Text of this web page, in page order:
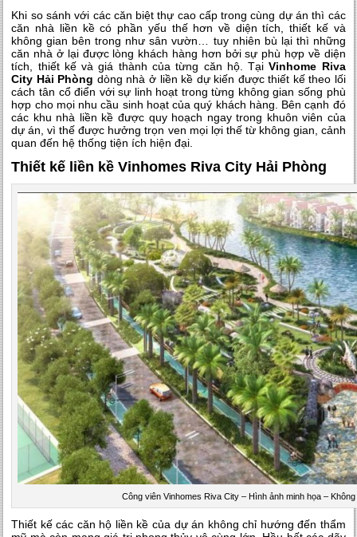
Khi so sánh với các căn biệt thự cao cấp trong cùng dự án thì các
căn nhà liền kề có phần yếu thế hơn về diện tích, thiết kế và
không gian bên trong như sân vườn… tuy nhiên bù lại thì những
căn nhà ở lại được lòng khách hàng hơn bởi sự phù hợp về diện
tích, thiết kế và giá thành của từng căn hộ. TạiVinhome Riva
City Hải Phòng dòng nhà ở liền kề dự kiến được thiết kế theo lối
cách tân cổ điển với sự linh hoạt trong từng không gian sống phù
hợp cho mọi nhu cầu sinh hoạt của quý khách hàng. Bên cạnh đó
các khu nhà liền kề được quy hoạch ngay trong khuôn viên của
dự án, vì thế được hưởng trọn ven mọi lợi thế từ không gian, cảnh
quan đến hệ thống tiện ích hiện đại.
Thiết kế liền kề Vinhomes Riva City Hải Phòng
Công viên Vinhomes Riva City – Hình ảnh minh họa –
Thiết kế các căn hộ liền kề của dự án không chỉ hướng đến thẩm